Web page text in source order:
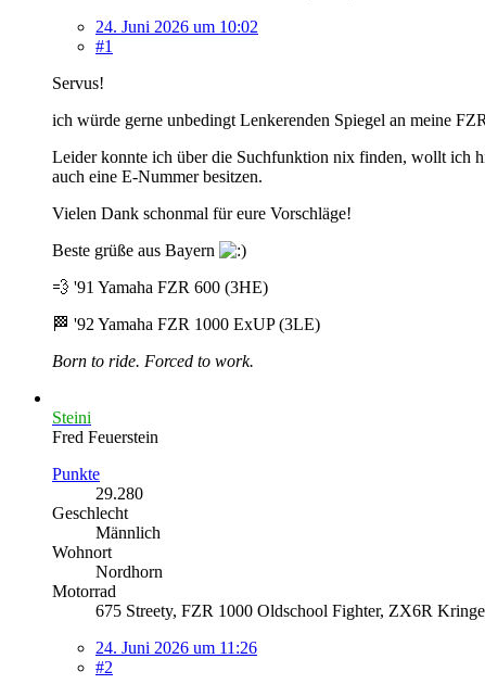
24. Juni 2026 um 10:02
#1
Servus!
ich würde gerne unbedingt Lenkerenden Spiegel an meine
Leider konnte ich über die Suchfunktion nix finden, wollt ich
auch eine E-Nummer besitzen.
Vielen Dank schonmal für eure Vorschläge!
Beste grüße aus Bayern
💨 '91 Yamaha FZR 600 (3HE)
🏁 '92 Yamaha FZR 1000 ExUP (3LE)
Born to ride. Forced to work.
Steini
Fred Feuerstein
Punkte
29.280
Geschlecht
Männlich
Wohnort
Nordhorn
Motorrad
675 Streety, FZR 1000 Oldschool Fighter, ZX6R
24. Juni 2026 um 11:26
#2